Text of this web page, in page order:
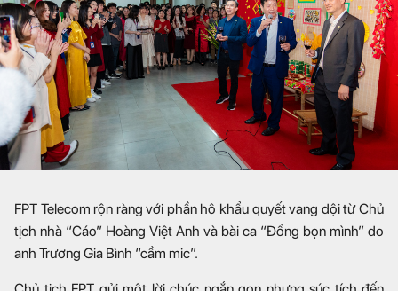
FPT Telecom rộn ràng với phần hô khẩu quyết vang dội từ Chủ
tịch nhà “Cáo” Hoàng Việt Anh và bài ca “Đồng bọn mình” do
anh Trương Gia Bình “cầm mic”.